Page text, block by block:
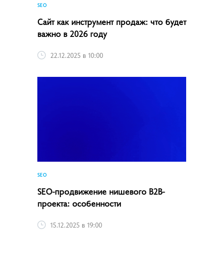
SEO
Сайт как инструмент продаж: что будет
важно в 2026 году
22.12.2025 в 10:00
SEO
SEO-продвижение нишевого B2B-
проекта: особенности
15.12.2025 в 19:00